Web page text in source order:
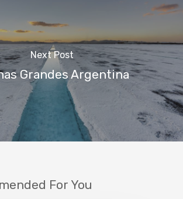
Next Post
Grandes Argentina
For You